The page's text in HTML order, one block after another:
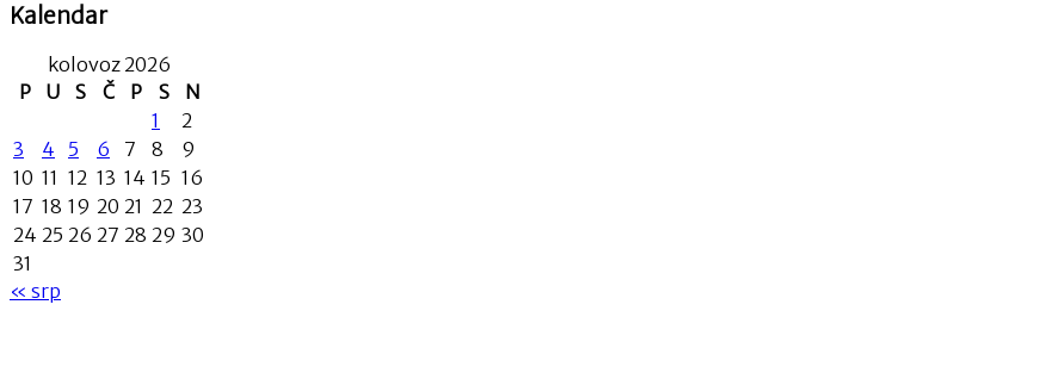
Kalendar
kolovoz 2026
P
U S Č P S
N
1
2
3
4 5 6 7 8
9
10 11 12 13 14 15 16
17 18 19 20 21 22 23
24 25 26 27 28 29 30
31
« srp